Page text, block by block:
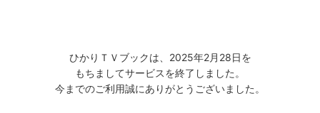
ひかりＴＶブックは、2025年2月28日を
もちましてサービスを終了しました。
今までのご利用誠にありがとうございました。